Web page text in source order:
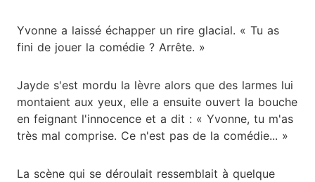
Yvonne a laissé échapper un rire glacial. « Tu as
fini de jouer la comédie ? Arrête. »
Jayde s'est mordu la lèvre alors que des larmes lui
montaient aux yeux, elle a ensuite ouvert la bouche
en feignant l'innocence et a dit : « Yvonne, tu m'as
très mal comprise. Ce n'est pas de la comédie... »
La scène qui se déroulait ressemblait à quelque